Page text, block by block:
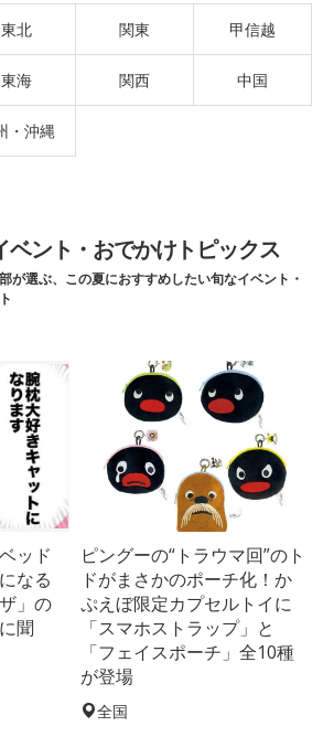
東北 関東 甲信越
東海 関西 中国
・沖縄
ベント・おでかけトピックス
が選ぶ、この夏におすすめしたい旬なイベント・
ッド
なる
」の
聞
ピングーの“トラウマ回”のト
ドがまさかのポーチ化！か
ぷえぼ限定カプセルトイに
「スマホストラップ」と
「フェイスポーチ」全10種
が登場
全国